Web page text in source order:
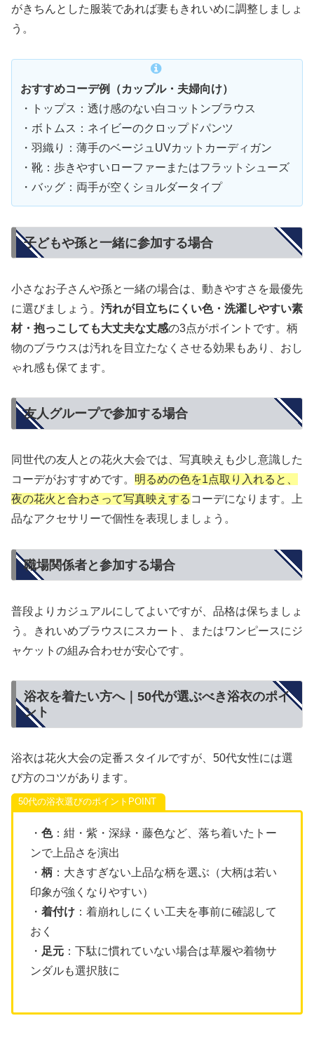
がきちんとした服装であれば妻もきれいめに調整しましょ
う。
おすすめコーデ例（カップル・夫婦向け）
・トップス：透け感のない白コットンブラウス
・ボトムス：ネイビーのクロップドパンツ
・羽織り：薄手のベージュUVカットカーディガン
・靴：歩きやすいローファーまたはフラットシューズ
・バッグ：両手が空くショルダータイプ
子どもや孫と一緒に参加する場合
小さなお子さんや孫と一緒の場合は、動きやすさを最優先
に選びましょう。 汚れが目立ちにくい色・洗濯しやすい素
材・抱っこしても大丈夫な丈感の3点がポイントです。柄
物のブラウスは汚れを目立たなくさせる効果もあり、おし
ゃれ感も保てます。
友人グループで参加する場合
同世代の友人との花火大会では、写真映えも少し意識した
コーデがおすすめです。 明るめの色を1点取り入れると、
夜の花火と合わさって写真映えする コーデになります。上
品なアクセサリーで個性を表現しましょう。
職場関係者と参加する場合
普段よりカジュアルにしてよいですが、品格は保ちましょ
う。きれいめブラウスにスカート、またはワンピースにジ
ャケットの組み合わせが安心です。
浴衣を着たい方へ｜50代が選ぶべき浴衣のポイ
ント
浴衣は花火大会の定番スタイルですが、50代女性には選
び方のコツがあります。
50代の浴衣選びのポイント
・ 色：紺・紫・深緑・藤色など、落ち着いたトー
ンで上品さを演出
・ 柄 ：大きすぎない上品な柄を選ぶ（大柄は若い
印象が強くなりやすい）
・ 着付け ：着崩れしにくい工夫を事前に確認して
おく
・ 足元 ：下駄に慣れていない場合は草履や着物サ
ンダルも選択肢に